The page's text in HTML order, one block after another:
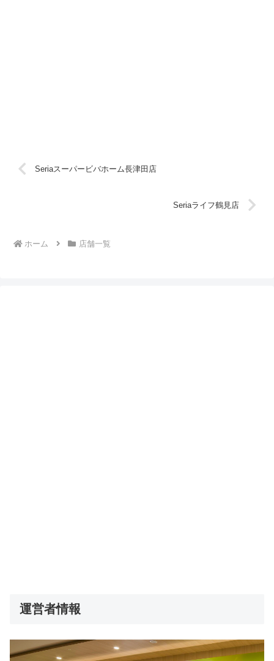
Seriaスーパービバホーム長津田店
Seriaライフ鶴見店
ホーム 店舗一覧
運営者情報